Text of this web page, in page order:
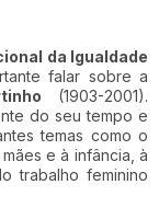
da Igualdade
falar sobre a
(1903-2001).
do seu tempo e
temas como o
e à infância, à
trabalho feminino